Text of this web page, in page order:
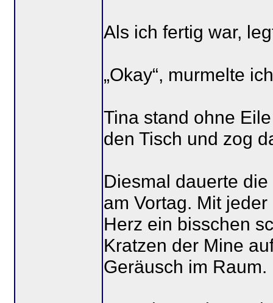
Als ich fertig war,
„Okay“, murmelte
Tina stand ohne
den Tisch und zog
Diesmal dauerte
am Vortag. Mit
Herz ein bisschen
Kratzen der Mine
Geräusch im Raum.